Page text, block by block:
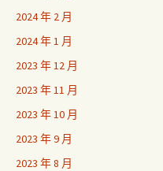
2024 年 2 月
2024 年 1 月
2023 年 12 月
2023 年 11 月
2023 年 10 月
2023 年 9 月
2023 年 8 月